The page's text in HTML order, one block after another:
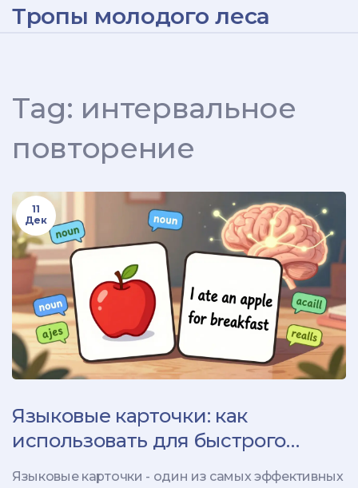
Тропы молодого леса
Tag: интервальное
повторение
11
Дек
Языковые карточки: как
использовать для быстрого
запоминания слов
Языковые карточки - один из самых эффективных